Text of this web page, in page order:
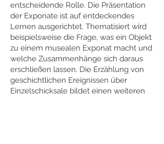
entscheidende Rolle. Die Präsentation
der Exponate ist auf entdeckendes
Lernen ausgerichtet. Thematisiert wird
beispielsweise die Frage, was ein Objekt
zu einem musealen Exponat macht und
welche Zusammenhänge sich daraus
erschließen lassen. Die Erzählung von
geschichtlichen Ereignissen über
Einzelschicksale bildet einen weiteren